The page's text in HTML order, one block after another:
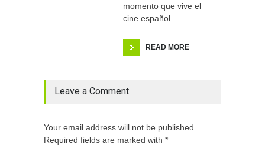
momento que vive el
cine español
READ MORE
Leave a Comment
Your email address will not be published.
Required fields are marked with *